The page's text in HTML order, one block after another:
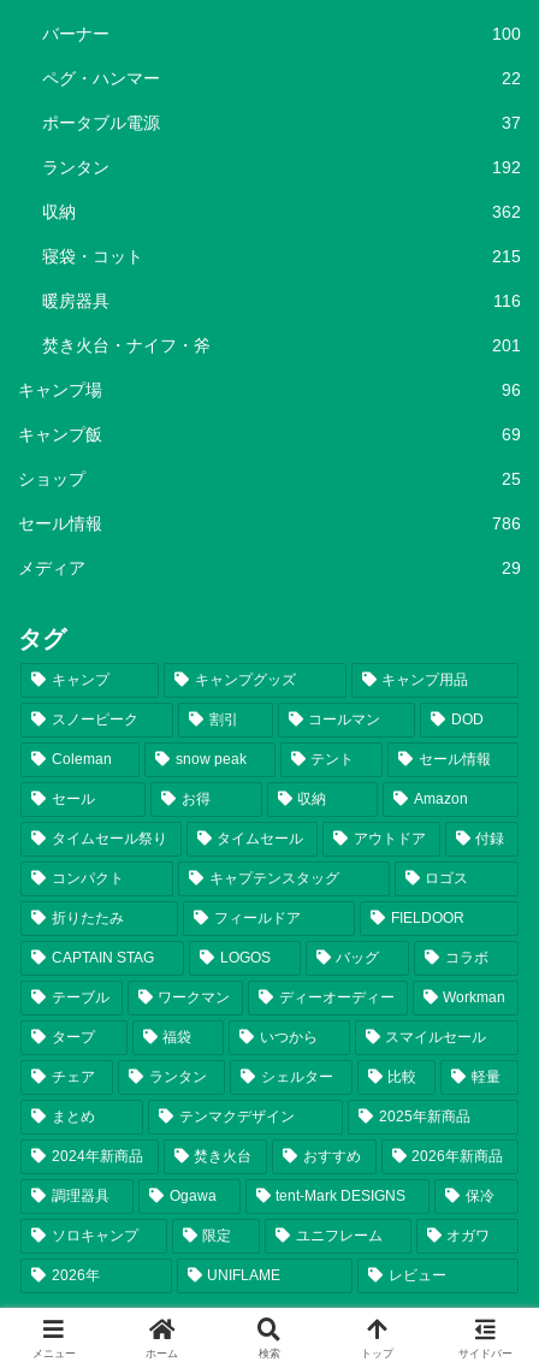
バーナー 100
ペグ・ハンマー 22
ポータブル電源 37
ランタン 192
収納 362
寝袋・コット 215
暖房器具 116
焚き火台・ナイフ・斧 201
キャンプ場 96
キャンプ飯 69
ショップ 25
セール情報 786
メディア 29
タグ
キャンプ キャンプグッズ キャンプ用品
スノーピーク 割引 コールマン DOD
Coleman snow peak テント セール情報
セール お得 収納 Amazon
タイムセール祭り タイムセール アウトドア 付録
コンパクト キャプテンスタッグ ロゴス
折りたたみ フィールドア FIELDOOR
CAPTAIN STAG LOGOS バッグ コラボ
テーブル ワークマン ディーオーディー Workman
タープ 福袋 いつから スマイルセール
チェア ランタン シェルター 比較 軽量
まとめ テンマクデザイン 2025年新商品
2024年新商品 焚き火台 おすすめ 2026年新商品
調理器具 Ogawa tent-Mark DESIGNS 保冷
ソロキャンプ 限定 ユニフレーム オガワ
2026年 UNIFLAME レビュー
メニュー ホーム 検索 トップ サイドバー